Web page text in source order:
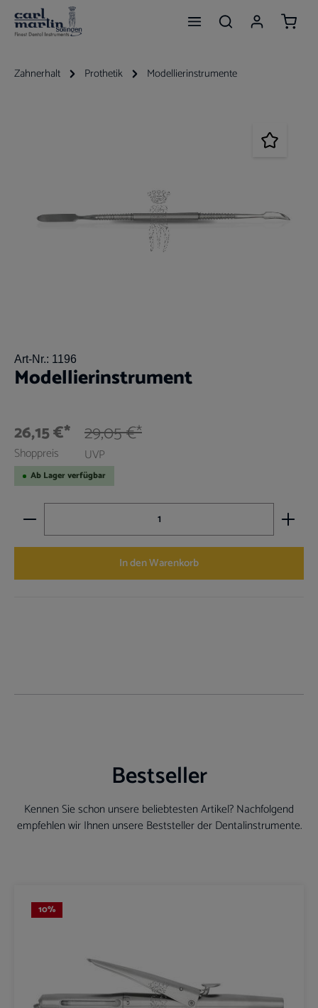
Zum Hauptinhalt springen
Zahnerhalt Prothetik Modellierinstrumente
Art-Nr.: 1196
Modellierinstrument
26,15 €*
Shoppreis
29,05 €*
UVP
Ab Lager verfügbar
Produkt Anzahl: Gib den gewünschten Wert ein oder
In den Warenkorb
Bestseller
Kennen Sie schon unsere beliebtesten Artikel? Nachfolgend
empfehlen wir Ihnen unsere Beststeller der Dentalinstrumente.
10%